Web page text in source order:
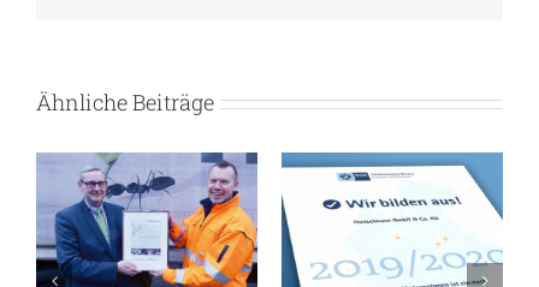
Ähnliche Beiträge